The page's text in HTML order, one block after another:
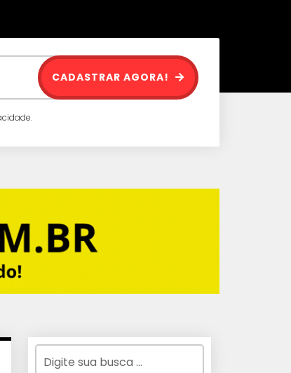
CADASTRAR AGORA!